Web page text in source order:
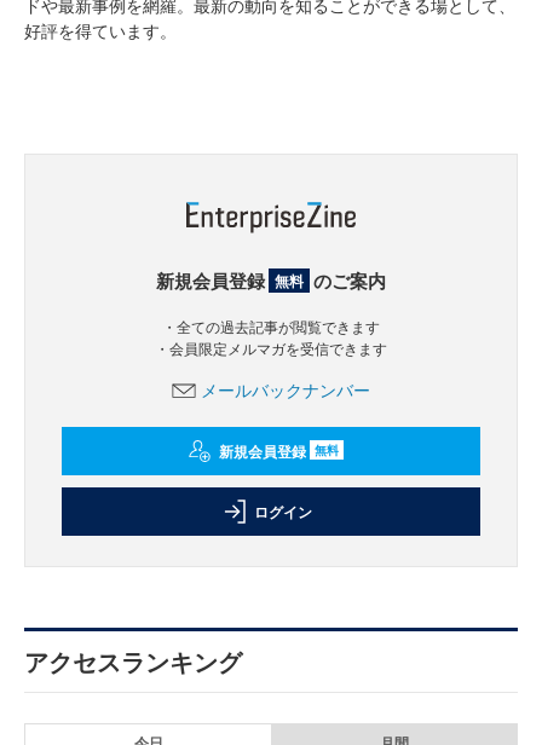
好評を得ています。
新規会員登録 無料 のご案内
・全ての過去記事が閲覧できます
・会員限定メルマガを受信できます
メールバックナンバー
新規会員登録 無料
ログイン
アクセスランキング